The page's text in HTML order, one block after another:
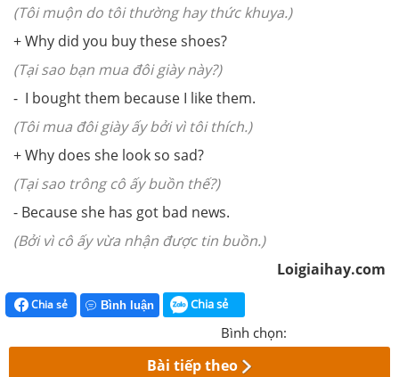
(Tôi muộn do tôi thường hay thức khuya.)
+ Why did you buy these shoes?
(Tại sao bạn mua đôi giày này?)
- I bought them because I like them.
(Tôi mua đôi giày ấy bởi vì tôi thích.)
+ Why does she look so sad?
(Tại sao trông cô ấy buồn thế?)
- Because she has got bad news.
(Bởi vì cô ấy vừa nhận được tin buồn.)
Loigiaihay.com
Chia sẻ Bình luận Chia sẻ
Bình chọn:
Bài tiếp theo